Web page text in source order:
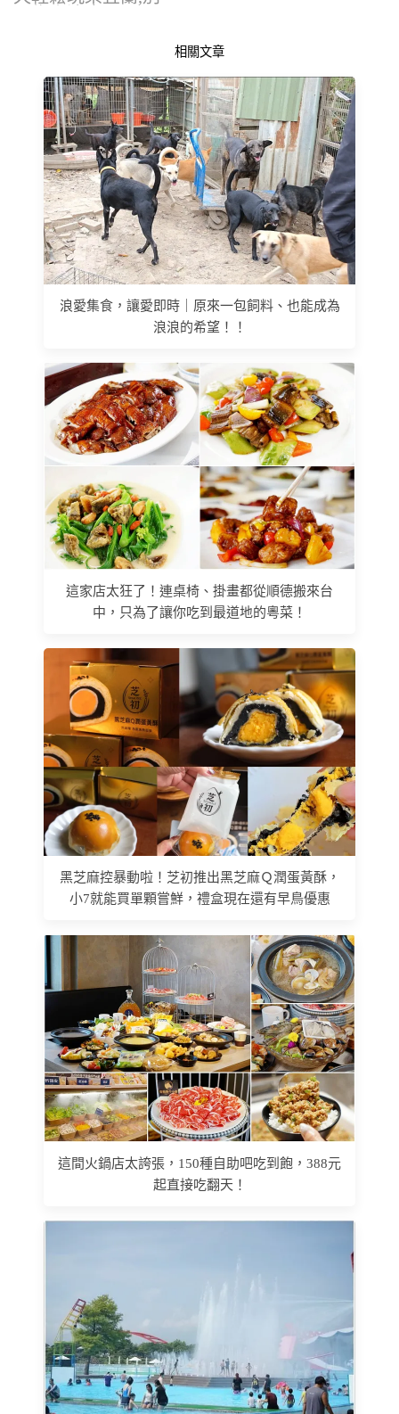
相關文章
浪愛集食，讓愛即時｜原來一包飼料、也能成為
浪浪的希望！！
這家店太狂了！連桌椅、掛畫都從順德搬來台
中，只為了讓你吃到最道地的粵菜！
黑芝麻控暴動啦！芝初推出黑芝麻Ｑ潤蛋黃酥，
小7就能買單顆嘗鮮，禮盒現在還有早鳥優惠
這間火鍋店太誇張，150種自助吧吃到飽，388元
起直接吃翻天！